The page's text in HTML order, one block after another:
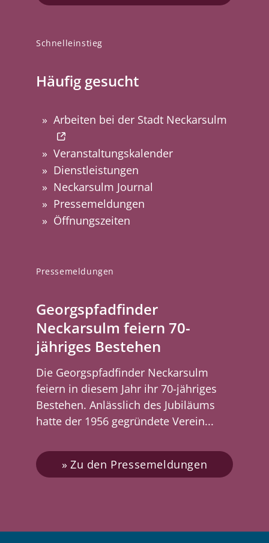
Pressemeldungen
Georgspfadfinder
Neckarsulm feiern 70-
jähriges Bestehen
Die Georgspfadfinder Neckarsulm
feiern in diesem Jahr ihr 70-jähriges
Bestehen. Anlässlich des Jubiläums
hatte der 1956 gegründete Verein...
Zu den Pressemeldungen
Schnelleinstieg
Häufig gesucht
Arbeiten bei der Stadt Neckarsulm
Veranstaltungskalender
Dienstleistungen
Neckarsulm Journal
Pressemeldungen
Öffnungszeiten